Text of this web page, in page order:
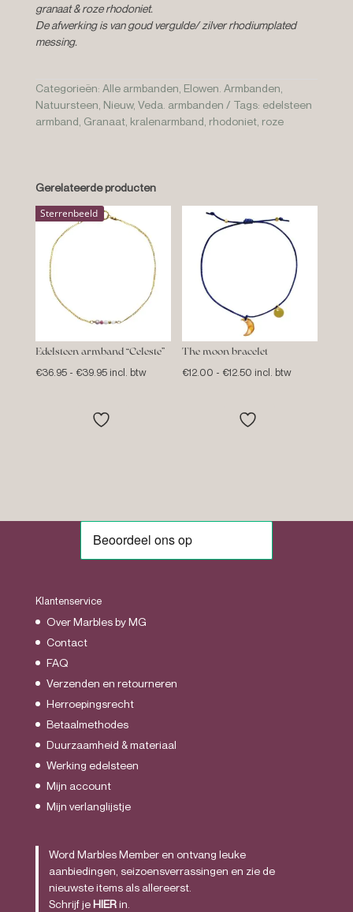
granaat & roze rhodoniet.
De afwerking is van goud vergulde/ zilver rhodiumplated
messing.
Categorieën: Alle armbanden Elowen. Armbanden
Natuursteen Nieuw, Veda. armbanden Tags: edelsteen
armband Granaat, kralenarmband rhodoniet, roze
Gerelateerde producten
Sterrenbeeld
Edelsteen armband “Celeste”
€36.95 - €39.95Prijsklasse:
tot
incl. btw
The moon bracelet
€12.00 - €12.50 Prijsklasse:
tot
incl. btw
Klantenservice
Over Marbles by MG
Contact
FAQ
Verzenden en retourneren
Herroepingsrecht
Betaalmethodes
Duurzaamheid & materiaal
Werking edelsteen
Mijn account
Mijn verlanglijstje
Word Marbles Member en ontvang leuke
aanbiedingen, seizoensverrassingen en zie de
nieuwste items als allereerst.
Schrijf jeHIERin.